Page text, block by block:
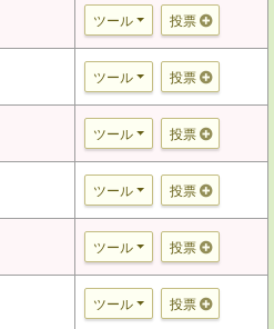
ツール 投票
ツール 投票
ツール 投票
ツール 投票
ツール 投票
ツール 投票